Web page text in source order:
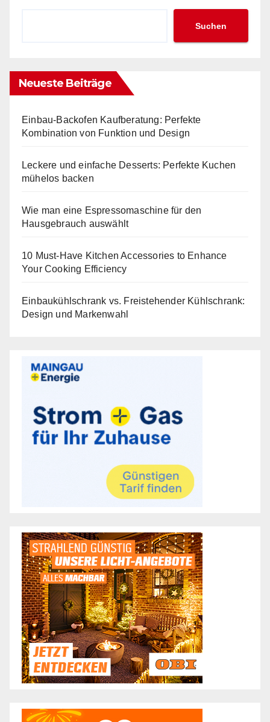
Suchen
Neueste Beiträge
Einbau-Backofen Kaufberatung: Perfekte
Kombination von Funktion und Design
Leckere und einfache Desserts: Perfekte Kuchen
mühelos backen
Wie man eine Espressomaschine für den
Hausgebrauch auswählt
10 Must-Have Kitchen Accessories to Enhance
Your Cooking Efficiency
Einbaukühlschrank vs. Freistehender Kühlschrank:
Design und Markenwahl